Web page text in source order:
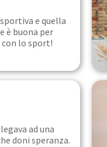
e quella
è buona per
lo sport!
ad una
doni speranza.